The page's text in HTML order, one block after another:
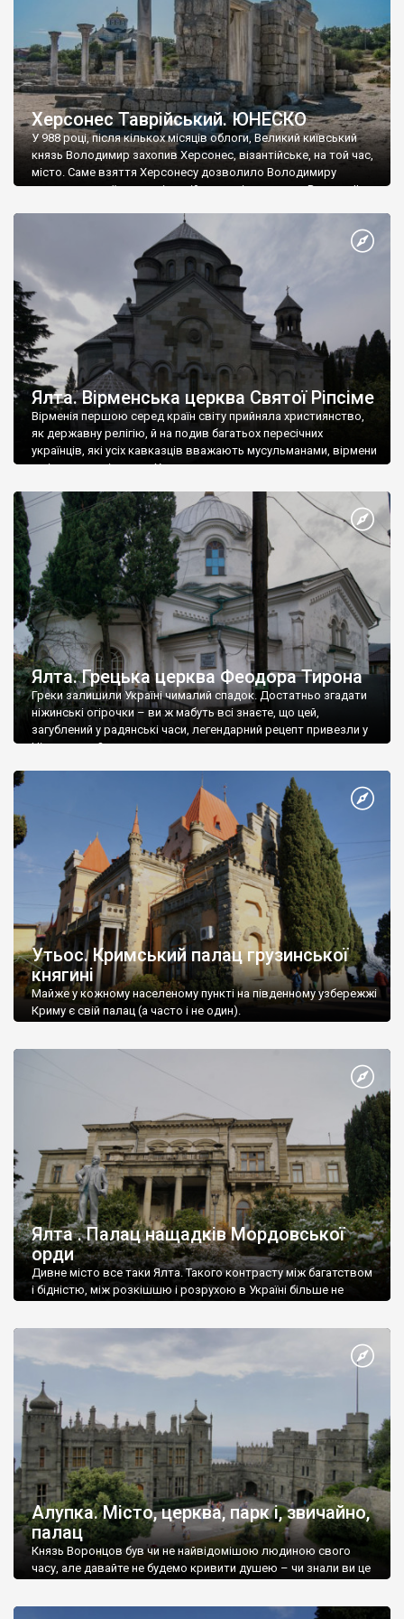
Херсонес Таврійський. ЮНЕСКО
У 988 році, після кількох місяців облоги, Великий київський
князь Володимир захопив Херсонес, візантійське, на той час,
місто. Саме взяття Херсонесу дозволило Володимиру
диктувати свої умови візантійському імператору Василю ІІ, та
Херсонесі Володимир-язичник, став Василем-християнином.
А потім було Хрещення Русі. На честь Херсонесу Таврійського
Ялта. Вірменська церква Святої Ріпсіме
Вірменія першою серед країн світу прийняла християнство,
як державну релігію, й на подив багатьох пересічних
українців, які усіх кавказців вважають мусульманами, вірмени
є відданими вірянами Христа
Ялта. Грецька церква Феодора Тирона
Греки залишили Україні чималий спадок. Достатньо згадати
ніжинські огірочки – ви ж мабуть всі знаєте, що цей,
загублений у радянські часи, легендарний рецепт привезли у
Ніжин греки?
Утьос. Кримський палац грузинської
княгині
Майже у кожному населеному пункті на південному узбережжі
Криму є свій палац (а часто і не один).
Ялта . Палац нащадків Мордовської
орди
Дивне місто все таки Ялта. Такого контрасту між багатством
і бідністю, між розкішшю і розрухою в Україні більше не
Алупка. Місто, церква, парк і, звичайно,
палац
Князь Воронцов був чи не найвідомішою людиною свого
часу, але давайте не будемо кривити душею – чи знали ви це